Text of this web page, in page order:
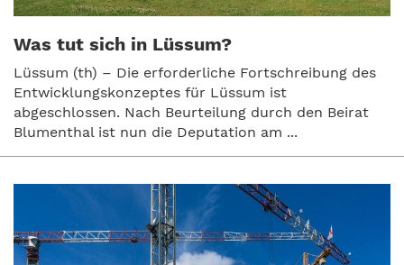
Was tut sich in Lüssum?
Lüssum (th) – Die erforderliche Fortschreibung des
Entwicklungskonzeptes für Lüssum ist
abgeschlossen. Nach Beurteilung durch den Beirat
Blumenthal ist nun die Deputation am ...